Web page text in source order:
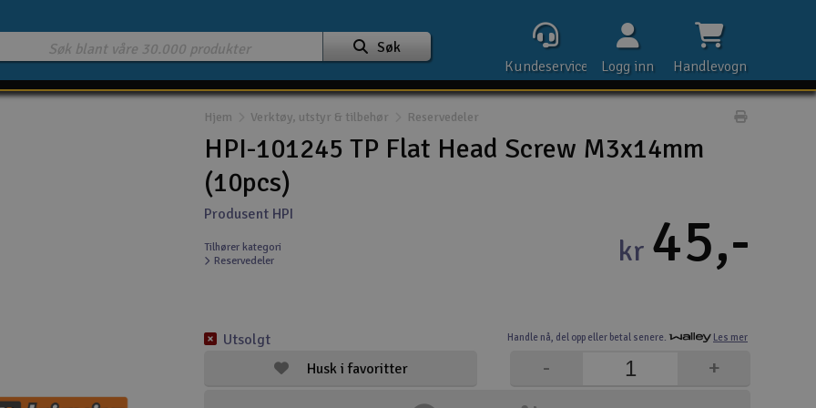
Søk
Handlevogn
Logg inn
Kundeservice
Hjem Verktøy, utstyr & tilbehør Reservedeler
HPI-101245 TP Flat Head Screw M3x14mm
(10pcs)
Produsent HPI
Tilhører kategori
Reservedeler
Handle nå, del opp eller betal senere. Les mer
kr 45,-
+
-
Husk i favoritter
Utsolgt